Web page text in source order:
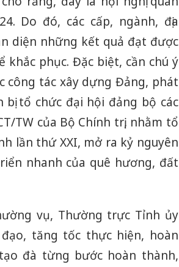
Do đó, các cấp, ngành, địa
diện những kết quả đạt được
khắc phục. Đặc biệt, cần chú ý
công tác xây dựng Đảng, phát
tổ chức đại hội đảng bộ các
TW của Bộ Chính trị, nhằm tổ
lần thứ XXI, mở ra kỷ nguyên
nhanh của quê hương, đất
vụ, Thường trực Tỉnh ủy
tăng tốc thực hiện, hoàn
đà từng bước hoàn thành,